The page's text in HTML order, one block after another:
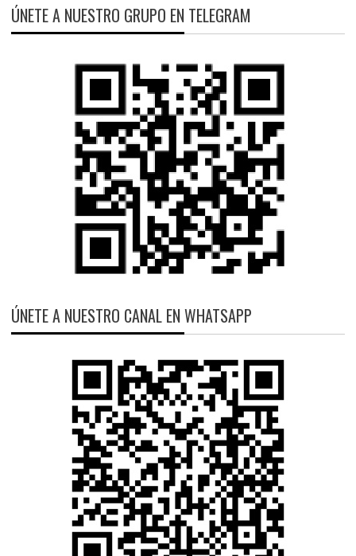
ÚNETE A NUESTRO GRUPO EN TELEGRAM
ÚNETE A NUESTRO CANAL EN WHATSAPP